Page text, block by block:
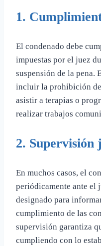
1.
El condenado debe
impuestas por el juez
suspensión de la pena.
incluir la prohibición
asistir a terapias o
realizar trabajos
2. Supervisión
En muchos casos, el
periódicamente ante el
designado para
cumplimiento de las
supervisión garantiza
cumpliendo con lo